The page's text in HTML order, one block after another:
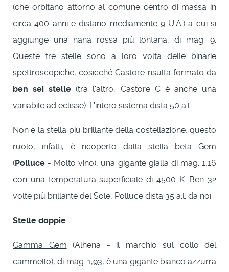
(che orbitano attorno al comune centro di massa in
circa 400 anni e distano mediamente 9 U.A.) a cui si
aggiunge una nana rossa più lontana, di mag. 9.
Queste tre stelle sono a loro volta delle binarie
spettroscopiche, cosicché Castore risulta formato da
ben sei stelle (tra l'altro, Castore C è anche una
variabile ad eclisse). L'intero sistema dista 50 a.l.
Non è la stella più brillante della costellazione, questo
ruolo, infatti, è ricoperto dalla stella beta Gem
(Polluce - Molto vino), una gigante gialla di mag. 1,16
con una temperatura superficiale di 4500 K. Ben 32
volte più brillante del Sole, Polluce dista 35 a.l. da noi.
Stelle doppie
Gamma Gem (Alhena - il marchio sul collo del
cammello), di mag. 1,93, è una gigante bianco azzurra